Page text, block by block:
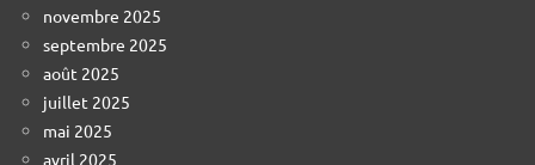
novembre 2025
septembre 2025
août 2025
juillet 2025
mai 2025
avril 2025